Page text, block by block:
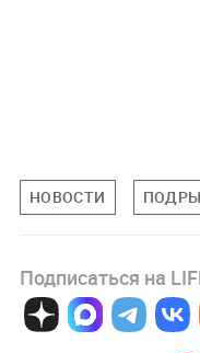
НОВОСТИ
Подписаться на